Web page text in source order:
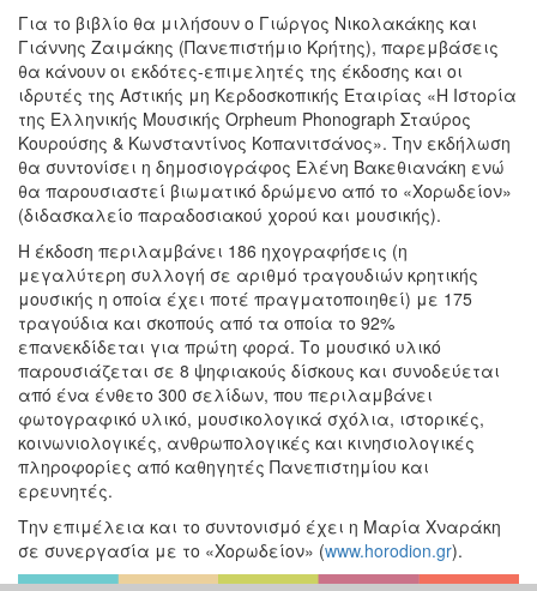
Για το βιβλίο θα μιλήσουν ο Γιώργος Νικολακάκης και
Γιάννης Ζαιμάκης (Πανεπιστήμιο Κρήτης), παρεμβάσεις
θα κάνουν οι εκδότες-επιμελητές της έκδοσης και οι
ιδρυτές της Αστικής μη Κερδοσκοπικής Εταιρίας «Η Ιστορία
της Ελληνικής Mουσικής Orpheum Phonograph Σταύρος
Κουρούσης & Κωνσταντίνος Κοπανιτσάνος». Την εκδήλωση
θα συντονίσει η δημοσιογράφος Ελένη Βακεθιανάκη ενώ
θα παρουσιαστεί βιωματικό δρώμενο από το «Χορωδείον»
(διδασκαλείο παραδοσιακού χορού και μουσικής).
Η έκδοση περιλαμβάνει 186 ηχογραφήσεις (η
μεγαλύτερη συλλογή σε αριθμό τραγουδιών κρητικής
μουσικής η οποία έχει ποτέ πραγματοποιηθεί) με 175
τραγούδια και σκοπούς από τα οποία το 92%
επανεκδίδεται για πρώτη φορά. Το μουσικό υλικό
παρουσιάζεται σε 8 ψηφιακούς δίσκους και συνοδεύεται
από ένα ένθετο 300 σελίδων, που περιλαμβάνει
φωτογραφικό υλικό, μουσικολογικά σχόλια, ιστορικές,
κοινωνιολογικές, ανθρωπολογικές και κινησιολογικές
πληροφορίες από καθηγητές Πανεπιστημίου και
ερευνητές.
Την επιμέλεια και το συντονισμό έχει η Μαρία Χναράκη
σε συνεργασία με το «Χορωδείον» (www.horodion.gr).